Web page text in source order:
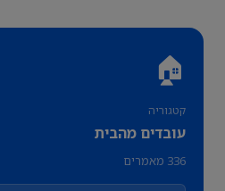
🏠
קטגוריה
עובדים מהבית
336 מאמרים